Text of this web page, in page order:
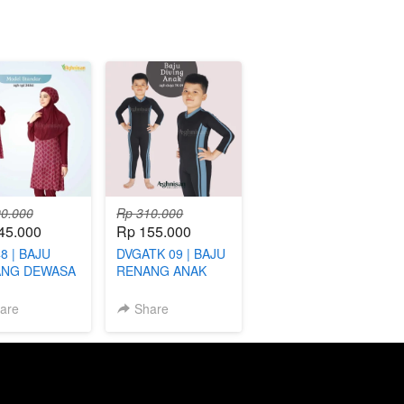
| BAJU
DEWASA
Rp 310.000
Rp 155.000
DVGATK 09 | BAJU
RENANG ANAK
Share